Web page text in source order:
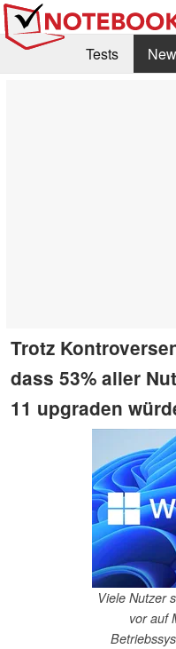
Tests
Trotz
dass 53% aller
11 upgraden
Viele Nutzer
vor auf